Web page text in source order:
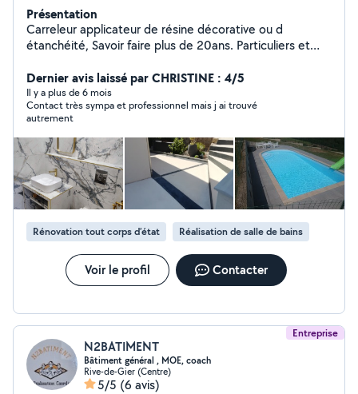
Présentation
Carreleur applicateur de résine décorative ou d
étanchéité, Savoir faire plus de 20ans. Particuliers et
gratuite
Dernier avis laissé par CHRISTINE : 4/5
Il y a plus de 6 mois
Contact très sympa et professionnel mais j ai trouvé
autrement
Rénovation tout corps d’état Réalisation de salle de bains
Voir le profil Contacter
Entreprise
N2BATIMENT
Bâtiment général , MOE, coach
Rive-de-Gier (Centre)
5/5 (6 avis)